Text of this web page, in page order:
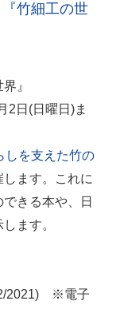
竹細工の世
』
2日(日曜日)ま
しを支えた竹の
します。これに
きる本や、日
ます。
2021) ※電子